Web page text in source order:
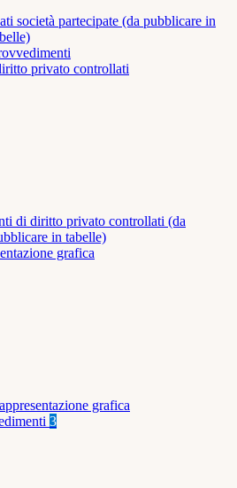
società partecipate (da pubblicare in
privato controllati
di diritto privato controllati (da
in tabelle)
grafica
grafica
3